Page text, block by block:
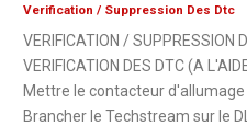
Verification / Suppression Des Dtc
VERIFICATION / SUPPRESSION
VERIFICATION DES DTC (A
Mettre le contacteur d'allumage
Brancher le Techstream sur le